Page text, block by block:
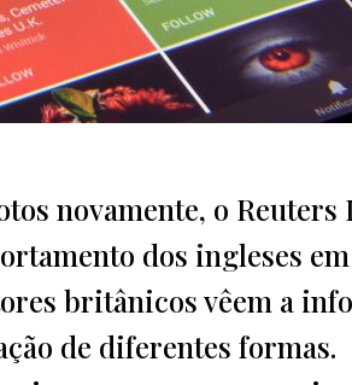
novamente, o
dos ingleses
britânicos vêem a
de diferentes formas.